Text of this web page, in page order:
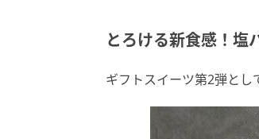
とろける新食感！塩
ギフトスイーツ第2弾とし